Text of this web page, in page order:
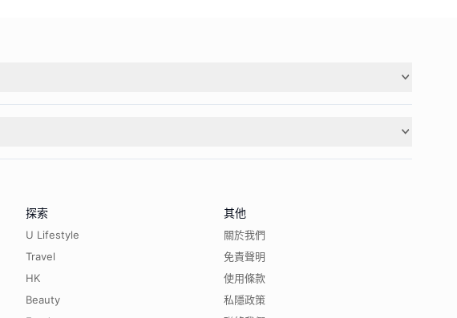
探索
U Lifestyle
Travel
HK
Beauty
其他
關於我們
免責聲明
使用條款
私隱政策